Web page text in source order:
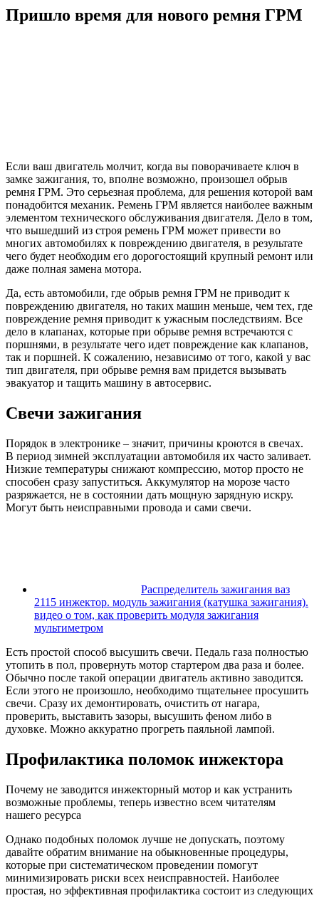
Пришло время для нового ремня ГРМ
Если ваш двигатель молчит, когда вы поворачиваете ключ в
замке зажигания, то, вполне возможно, произошел обрыв
ремня ГРМ. Это серьезная проблема, для решения которой вам
понадобится механик. Ремень ГРМ является наиболее важным
элементом технического обслуживания двигателя. Дело в том,
что вышедший из строя ремень ГРМ может привести во
многих автомобилях к повреждению двигателя, в результате
чего будет необходим его дорогостоящий крупный ремонт или
даже полная замена мотора.
Да, есть автомобили, где обрыв ремня ГРМ не приводит к
повреждению двигателя, но таких машин меньше, чем тех, где
повреждение ремня приводит к ужасным последствиям. Все
дело в клапанах, которые при обрыве ремня встречаются с
поршнями, в результате чего идет повреждение как клапанов,
так и поршней. К сожалению, независимо от того, какой у вас
тип двигателя, при обрыве ремня вам придется вызывать
эвакуатор и тащить машину в автосервис.
Свечи зажигания
Порядок в электронике – значит, причины кроются в свечах.
В период зимней эксплуатации автомобиля их часто заливает.
Низкие температуры снижают компрессию, мотор просто не
способен сразу запуститься. Аккумулятор на морозе часто
разряжается, не в состоянии дать мощную зарядную искру.
Могут быть неисправными провода и сами свечи.
Распределитель зажигания ваз
2115 инжектор. модуль зажигания (катушка зажигания).
видео о том, как проверить модуля зажигания
мультиметром
Есть простой способ высушить свечи. Педаль газа полностью
утопить в пол, провернуть мотор стартером два раза и более.
Обычно после такой операции двигатель активно заводится.
Если этого не произошло, необходимо тщательнее просушить
свечи. Сразу их демонтировать, очистить от нагара,
проверить, выставить зазоры, высушить феном либо в
духовке. Можно аккуратно прогреть паяльной лампой.
Профилактика поломок инжектора
Почему не заводится инжекторный мотор и как устранить
возможные проблемы, теперь известно всем читателям
нашего ресурса
Однако подобных поломок лучше не допускать, поэтому
давайте обратим внимание на обыкновенные процедуры,
которые при систематическом проведении помогут
минимизировать риски всех неисправностей. Наиболее
простая, но эффективная профилактика состоит из следующих